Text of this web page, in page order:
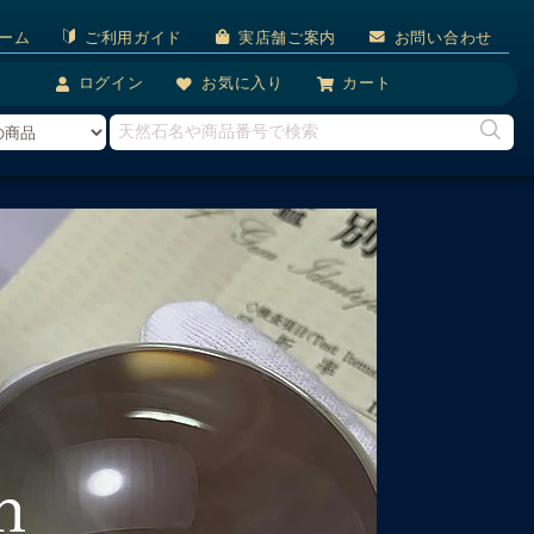
ム ご利用ガイド 実店舗ご案内 お問い合わせ
ログイン お気に入り カート